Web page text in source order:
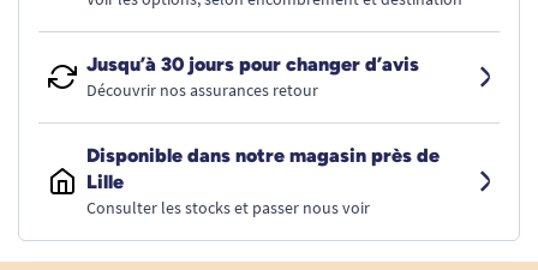
Jusqu’à 30 jours pour changer d’avis
Découvrir nos assurances retour
Disponible dans notre magasin près de
Lille
Consulter les stocks et passer nous voir